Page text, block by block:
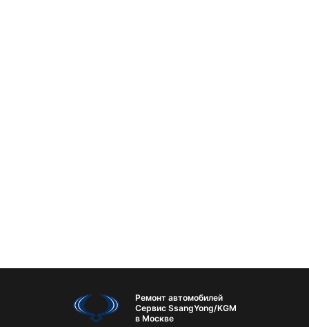
Ремонт автомобилей
Сервис SsangYong/KGM
в Москве